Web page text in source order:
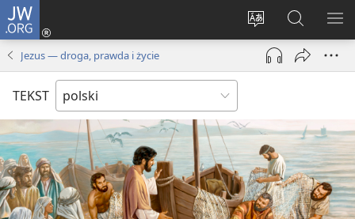
JW.ORG
Wybór
języka
Logowanie
(opens
window)
Szukaj
na
JW.ORG
Jezus — droga, prawda i życie
TEKST